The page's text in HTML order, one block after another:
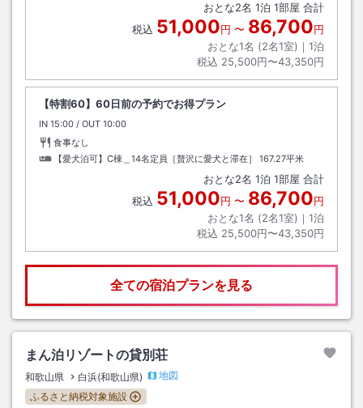
おとな2名 1泊 1部屋 合計
税込 51,000円 〜 86,700円
おとな1名 (2名1室)｜ 1泊
税込 25,500円〜43,350円
【特割60】60日前の予約でお得プラン
IN チェックイン
15:00 / OUT チェックアウト
10:00
食事なし
【愛犬泊可】C棟＿14名定員［贅沢に愛犬と滞在］
167.27平米
おとな2名 1泊 1部屋 合計
税込 51,000円 〜 86,700円
おとな1名 (2名1室)｜ 1泊
税込 25,500円〜43,350円
全ての宿泊プランを見る
まん泊リゾートの貸別荘
和歌山県 白浜(和歌山県)
地図
ふるさと納税対象施設